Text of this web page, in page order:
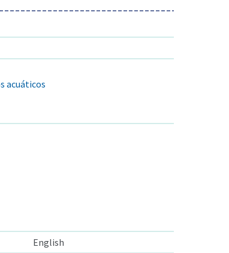
acuáticos
English